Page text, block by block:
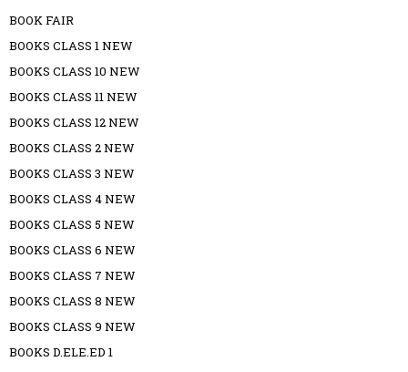
BOOK FAIR
BOOKS CLASS 1 NEW
BOOKS CLASS 10 NEW
BOOKS CLASS 11 NEW
BOOKS CLASS 12 NEW
BOOKS CLASS 2 NEW
BOOKS CLASS 3 NEW
BOOKS CLASS 4 NEW
BOOKS CLASS 5 NEW
BOOKS CLASS 6 NEW
BOOKS CLASS 7 NEW
BOOKS CLASS 8 NEW
BOOKS CLASS 9 NEW
BOOKS D.ELE.ED 1